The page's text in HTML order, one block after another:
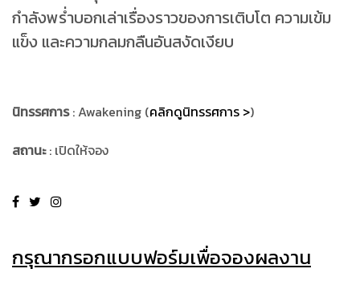
กำลังพร่ำบอกเล่าเรื่องราวของการเติบโต ความเข้ม
แข็ง และความกลมกลืนอันสงัดเงียบ
นิทรรศการ: Awakening (คลิกดูนิทรรศการ >)
สถานะ: เปิดให้จอง
กรุณากรอกแบบฟอร์มเพื่อจองผลงาน